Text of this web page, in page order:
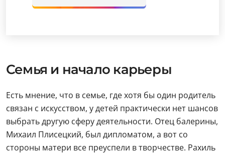
Семья и начало карьеры
Есть мнение, что в семье, где хотя бы один родитель
связан с искусством, у детей практически нет шансов
выбрать другую сферу деятельности. Отец балерины,
Михаил Плисецкий, был дипломатом, а вот со
стороны матери все преуспели в творчестве. Рахиль